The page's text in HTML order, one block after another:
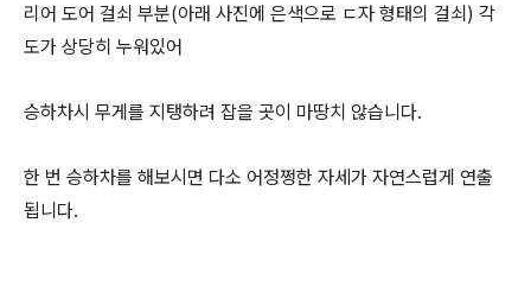
리어 도어 걸쇠 부분(아래 사진에 은색으로 ㄷ자 형태의 걸쇠) 각
도가 상당히 누워있어
승하차시 무게를 지탱하려 잡을 곳이 마땅치 않습니다.
한 번 승하차를 해보시면 다소 어정쩡한 자세가 자연스럽게 연출
됩니다.